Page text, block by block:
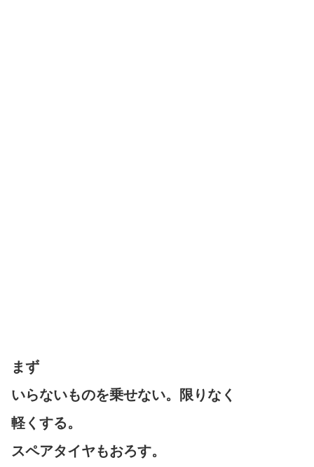
まず
いらないものを乗せない。限りなく
軽くする。
スペアタイヤもおろす。